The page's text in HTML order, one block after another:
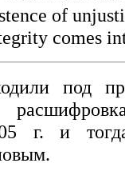
of
comes
под
г. и